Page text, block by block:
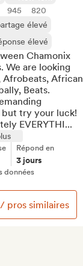
945
820
élevé
élevé
Chamonix
We are looking
African
Beats.
try your luck!
EVERYTHI...
Répond en
3 jours
données
pros similaires